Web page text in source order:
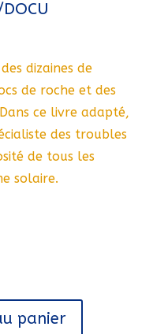
dizaines de
de roche et des
ce livre adapté,
des troubles
de tous les
solaire.
panier